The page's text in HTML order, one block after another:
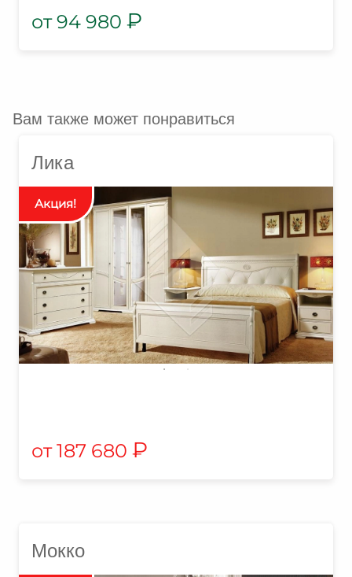
94 980 ₽
Вам также может понравиться
Лика
187 680 ₽
Мокко